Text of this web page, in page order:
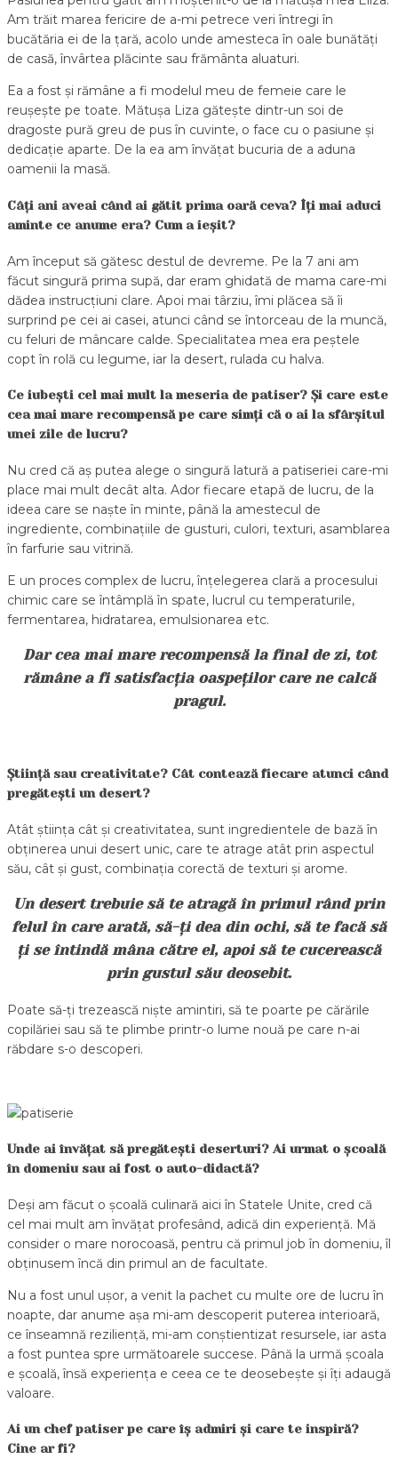
Am trăit marea fericire de a-mi petrece veri întregi în
bucătăria ei de la țară, acolo unde amesteca în oale bunătăți
de casă, învârtea plăcinte sau frământa aluaturi.
Ea a fost și rămâne a fi modelul meu de femeie care le
reușește pe toate. Mătușa Liza gătește dintr-un soi de
dragoste pură greu de pus în cuvinte, o face cu o pasiune și
dedicație aparte. De la ea am învățat bucuria de a aduna
oamenii la masă.
Câți ani aveai când ai gătit prima oară ceva? Îți mai aduci
aminte ce anume era? Cum a ieșit?
Am început să gătesc destul de devreme. Pe la 7 ani am
făcut singură prima supă, dar eram ghidată de mama care-mi
dădea instrucțiuni clare. Apoi mai târziu, îmi plăcea să îi
surprind pe cei ai casei, atunci când se întorceau de la muncă,
cu feluri de mâncare calde. Specialitatea mea era peștele
copt în rolă cu legume, iar la desert, rulada cu halva.
Ce iubești cel mai mult la meseria de patiser? Și care este
cea mai mare recompensă pe care simți că o ai la sfârșitul
unei zile de lucru?
Nu cred că aș putea alege o singură latură a patiseriei care-mi
place mai mult decât alta. Ador fiecare etapă de lucru, de la
ideea care se naște în minte, până la amestecul de
ingrediente, combinațiile de gusturi, culori, texturi, asamblarea
în farfurie sau vitrină.
E un proces complex de lucru, înțelegerea clară a procesului
chimic care se întâmplă în spate, lucrul cu temperaturile,
fermentarea, hidratarea, emulsionarea etc.
Dar cea mai mare recompensă la final de zi, tot
rămâne a fi satisfacția oaspeților care ne calcă
pragul.
Știință sau creativitate? Cât contează fiecare atunci când
pregătești un desert?
Atât știința cât și creativitatea, sunt ingredientele de bază în
obținerea unui desert unic, care te atrage atât prin aspectul
său, cât și gust, combinația corectă de texturi și arome.
Un desert trebuie să te atragă în primul rând prin
felul în care arată, să-ți dea din ochi, să te facă să
ți se întindă mâna către el, apoi să te cucerească
prin gustul său deosebit.
Poate să-ți trezească niște amintiri, să te poarte pe cărările
copilăriei sau să te plimbe printr-o lume nouă pe care n-ai
răbdare s-o descoperi.
Unde ai învățat să pregătești deserturi? Ai urmat o școală
în domeniu sau ai fost o auto-didactă?
Deși am făcut o școală culinară aici în Statele Unite, cred că
cel mai mult am învățat profesând, adică din experiență. Mă
consider o mare norocoasă, pentru că primul job în domeniu, îl
obținusem încă din primul an de facultate.
Nu a fost unul ușor, a venit la pachet cu multe ore de lucru în
noapte, dar anume așa mi-am descoperit puterea interioară,
ce înseamnă reziliență, mi-am conștientizat resursele, iar asta
a fost puntea spre următoarele succese. Până la urmă școala
e școală, însă experiența e ceea ce te deosebește și îți adaugă
valoare.
Ai un chef patiser pe care îș admiri și care te inspiră?
Cine ar fi?